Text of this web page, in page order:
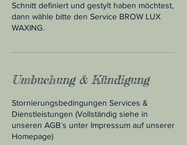
Schnitt definiert und gestylt haben möchtest,
dann wähle bitte den Service BROW LUX
WAXING.
Umbuchung & Kündigung
Stornierungsbedingungen Services &
Dienstleistungen (Vollständig siehe in
unseren AGB`s unter Impressum auf unserer
Homepage)